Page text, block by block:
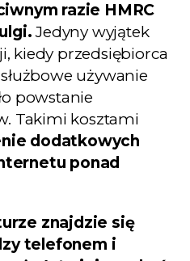
razie HMRC
Jedyny wyjątek
kiedy przedsiębiorca
używanie
powstanie
Takimi kosztami
dodatkowych
ponad
znajdzie się
telefonem i